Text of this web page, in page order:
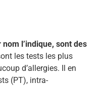
l’indique, sont des
les tests les plus
d’allergies. Il en
(PT), intra-